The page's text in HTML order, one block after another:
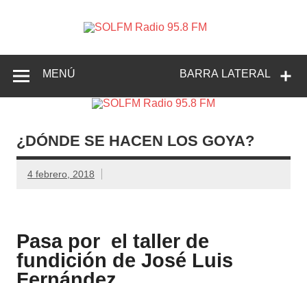
Radio
95.8 FM
Crevillente, Radio en Vega Baja y Radio en el Medio
BARRA LATERAL
MENÚ
¿DÓNDE SE HACEN LOS GOYA?
4 febrero, 2018
Pasa por el taller de
fundición de José Luis